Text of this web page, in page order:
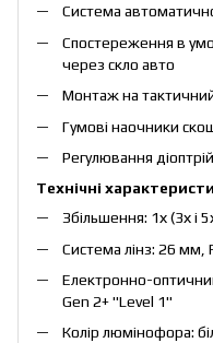
Система
Спостереження в
через скло авто
Монтаж на
Гумові наочники
Регулювання
Технічні
Збільшення: 1х (3х і
Система лінз: 26 мм,
Електронно-
Gen 2+ "Level 1"
Колір люмінофора: